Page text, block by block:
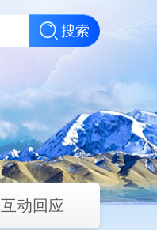
搜索
互动回应